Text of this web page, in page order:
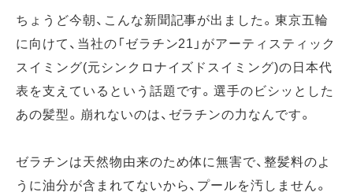
ちょうど今朝、こんな新聞記事が出ました。東京五輪
に向けて、当社の「ゼラチン21」がアーティスティック
スイミング(元シンクロナイズドスイミング)の日本代
表を支えているという話題です。選手のビシッとした
あの髪型。崩れないのは、ゼラチンの力なんです。
ゼラチンは天然物由来のため体に無害で、整髪料のよ
うに油分が含まれてないから、プールを汚しません。